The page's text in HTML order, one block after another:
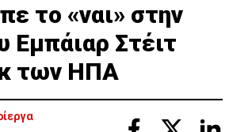
το «ναι» στην
Εμπάιαρ Στέιτ
των ΗΠΑ